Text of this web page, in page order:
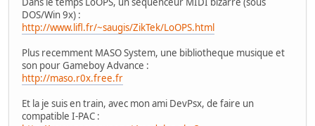
DOS/Win 9x) :
http://www.lifl.fr/~saugis/ZikTek/LoOPS.html
Plus recemment MASO System, une bibliotheque musique et
son pour Gameboy Advance :
http://maso.r0x.free.fr
Et la je suis en train, avec mon ami DevPsx, de faire un
compatible I-PAC :